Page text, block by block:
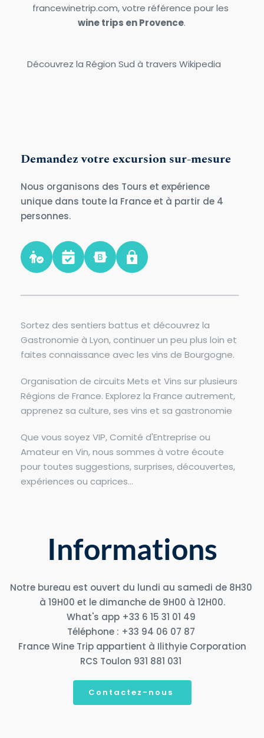
wine trips en Provence.
Découvrez la Région Sud à travers Wikipedia
Demandez votre excursion sur-mesure
Nous organisons des Tours et expérience
unique dans toute la France et à partir de 4
personnes.
Sortez des sentiers battus et découvrez la
Gastronomie à Lyon, continuer un peu plus loin et
faites connaissance avec les vins de Bourgogne.
Organisation de circuits Mets et Vins sur plusieurs
Régions de France. Explorez la France autrement,
apprenez sa culture, ses vins et sa gastronomie
Que vous soyez VIP, Comité d'Entreprise ou
Amateur en Vin, nous sommes à votre écoute
pour toutes suggestions, surprises, découvertes,
expériences ou caprices...
Informations
Notre bureau est ouvert du lundi au samedi de 8H30
à 19H00 et le dimanche de 9H00 à 12H00.
What's app +33 6 15 31 01 49
Téléphone : +33 94 06 07 87
France Wine Trip appartient à Ilithyie Corporation
RCS Toulon 931 881 031
Contactez-nous